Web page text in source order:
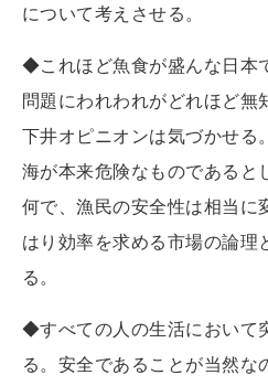
について考えさせる。
◆これほど魚食が盛んな日本
問題にわれわれがどれほど無
下井オピニオンは気づかせる
海が本来危険なものであると
何で、漁民の安全性は相当に
はり効率を求める市場の論理
る。
◆すべての人の生活において
る。安全であることが当然な